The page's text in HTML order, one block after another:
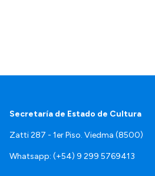
Secretaría de Estado de Cultura
Zatti 287 - 1er Piso. Viedma (8500)
Whatsapp: (+54) 9 299 5769413